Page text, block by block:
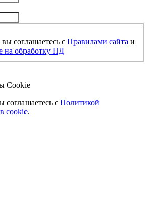
соглашаетесь с Правилами сайта и
на обработку ПД
Cookie
соглашаетесь c Политикой
cookie.